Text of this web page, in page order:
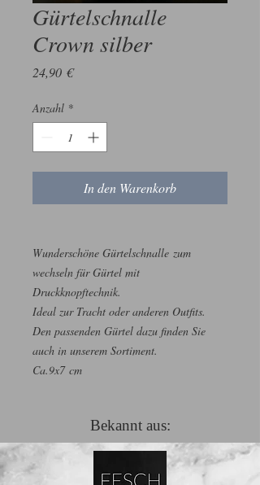
Gürtelschnalle
Crown silber
24,90 €Preis
Anzahl *
In den Warenkorb
Wunderschöne Gürtelschnalle zum
wechseln für Gürtel mit
Druckknopftechnik.
Ideal zur Tracht oder anderen Outfits.
Den passenden Gürtel dazu finden Sie
auch in unserem Sortiment.
Ca.9x7 cm
Bekannt aus: